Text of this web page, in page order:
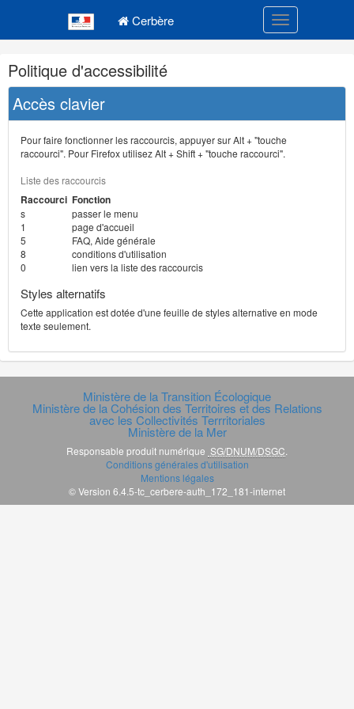
Cerbère Toggle
Navigation
et
outils
annexes
Politique d'accessibilité
Accès clavier
Pour faire fonctionner les raccourcis, appuyer sur Alt + "touche
raccourci". Pour Firefox utilisez Alt + Shift + "touche raccourci".
Liste des raccourcis
Raccourci Fonction
s
passer le menu
1
page d'accueil
5
FAQ, Aide générale
8
conditions d'utilisation
0
lien vers la liste des raccourcis
Styles alternatifs
Cette application est dotée d'une feuille de styles alternative en mode
texte seulement.
Ministère de la Transition Écologique
Ministère de la Cohésion des Territoires et des Relations
avec les Collectivités Terrritoriales
Ministère de la Mer
Responsable produit numérique SG/DNUM/DSGC
Conditions générales d'utilisation
Mentions légales
© Version 6.4.5-tc_cerbere-auth_172_181-internet